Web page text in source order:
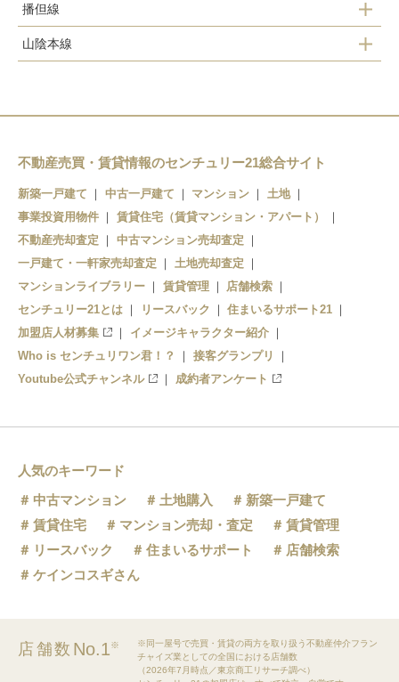
播但線
生野駅
竹田駅
和田山駅
山陰本線
和田山駅
不動産売買・賃貸情報のセンチュリー21総合サイト
新築一戸建て 中古一戸建て マンション
土地
事業投資用物件
賃貸住宅（賃貸マンション・アパート）
不動産売却査定
中古マンション売却査定
一戸建て・一軒家売却査定
土地売却査定
マンションライブラリー
賃貸管理
店舗検索
センチュリー21とは
リースバック
住まいるサポート21
加盟店人材募集
イメージキャラクター紹介
Who is センチュリワン君！？
接客グランプリ
Youtube公式チャンネル
成約者アンケート
人気のキーワード
中古マンション
土地購入
新築一戸建て
賃貸住宅
マンション売却・査定
賃貸管理
リースバック
住まいるサポート
店舗検索
ケインコスギさん
店舗数 No.1※
※同一屋号で売買・賃貸の両方を取り扱う不動産仲介フラン
チャイズ業としての全国における店舗数
（2026年7月時点／東京商工リサーチ調べ）